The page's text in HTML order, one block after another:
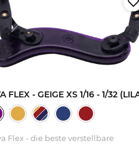
FLEX - GEIGE XS 1/16 - 1/32
Flex - die beste verstellbare